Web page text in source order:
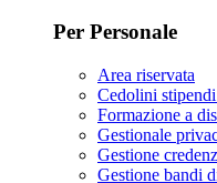
Per Personale
Area riservata
Cedolini
Formazione a
Gestionale
Gestione
Gestione bandi